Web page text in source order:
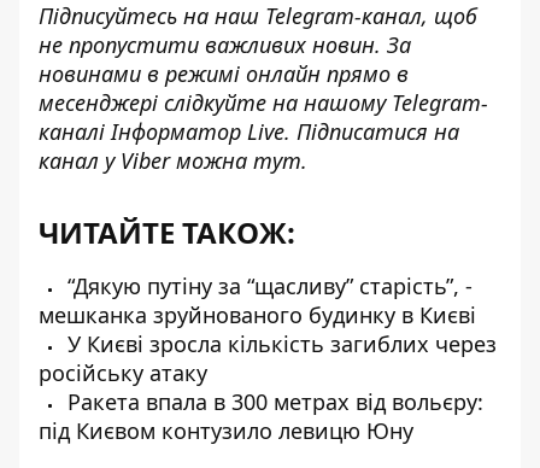
Підписуйтесь на наш Telegram-канал, щоб
не пропустити важливих новин. За
новинами в режимі онлайн прямо в
месенджері слідкуйте на нашому Telegram-
каналіІнформатор Live. Підписатися на
канал у Viber можна тут.
ЧИТАЙТЕ ТАКОЖ:
“Дякую путіну за “щасливу” старість”, -
мешканка зруйнованого будинку в Києві
У Києві зросла кількість загиблих через
російську атаку
Ракета впала в 300 метрах від вольєру:
під Києвом контузило левицю Юну